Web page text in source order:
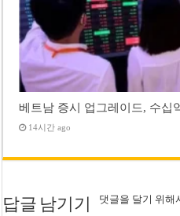
베트남 증시 업그레이드, 수
14시간 ago
답글 남기기 댓글을 달기 위해